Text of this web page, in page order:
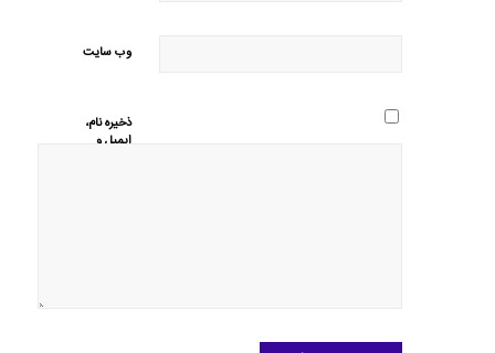
وب‌ سایت
ذخیره نام،
ایمیل و